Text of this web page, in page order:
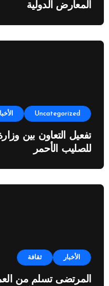
المعارض الدولية
Uncategorized
تفعيل التعاون بين
للصليب الأحمر
الأخبار ثقافة
المرتضى تسلم من